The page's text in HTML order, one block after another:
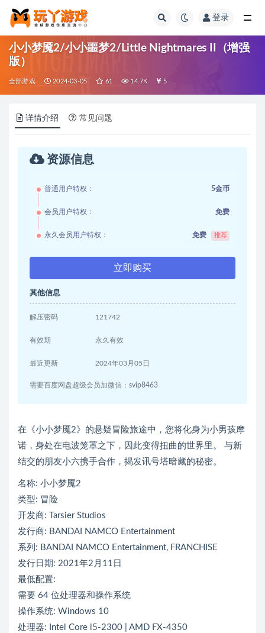
登录
小小梦魇2/小小噩梦2/Little Nightmares II（增强
版）
全部游戏 2024-03-05 61 14.7K 5
详情介绍 常见问题
资源信息
普通用户特权： 5金币
会员用户特权： 免费
永久会员用户特权： 免费 推荐
立即购买
其他信息
解压密码 121742
有效期 永久有效
最近更新 2024年03月05日
需要百度网盘超级会员加微信：svip8463
在《小小梦魇2》的悬疑冒险旅途中，您将化身为小男孩摩
诺，身处在电波笼罩之下，因此变得扭曲的世界里。 与新
结交的朋友小六携手合作，揭发讯号塔暗藏的秘密。
名称: 小小梦魇2
类型: 冒险
开发商: Tarsier Studios
发行商: BANDAI NAMCO Entertainment
系列: BANDAI NAMCO Entertainment, FRANCHISE
发行日期: 2021年2月11日
最低配置:
需要 64 位处理器和操作系统
操作系统: Windows 10
处理器: Intel Core i5-2300 | AMD FX-4350